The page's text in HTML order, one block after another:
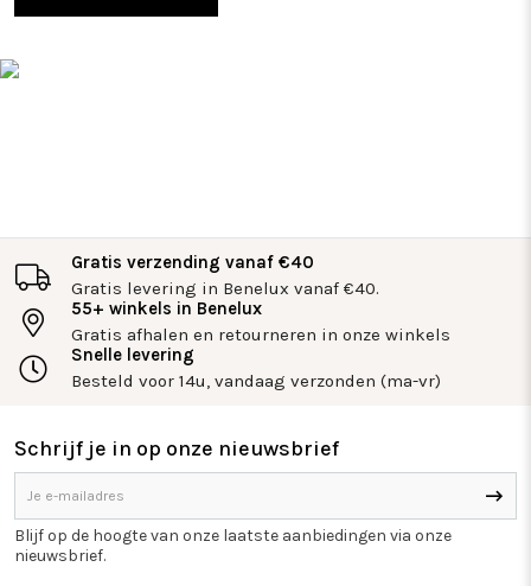
Gratis verzending vanaf €40
Gratis levering in Benelux vanaf €40.
55+ winkels in Benelux
Gratis afhalen en retourneren in onze winkels
Snelle levering
Besteld voor 14u, vandaag verzonden (ma-vr)
Schrijf je in op onze nieuwsbrief
Blijf op de hoogte van onze laatste aanbiedingen via onze
nieuwsbrief.